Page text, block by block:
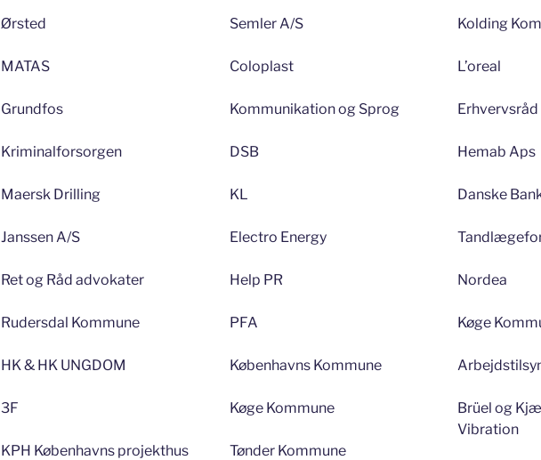
Ørsted
MATAS
Grundfos
Kriminalforsorgen
Maersk Drilling
Janssen A/S
Ret og Råd advokater
Rudersdal Kommune
HK & HK UNGDOM
3F
KPH Københavns projekthus
Semler A/S
Coloplast
Kommunikation og Sprog
DSB
KL
Electro Energy
Help PR
PFA
Københavns Kommune
Køge Kommune
Tønder Kommune
Kolding
L’oreal
Hemab Aps
Danske
Nordea
Køge
Brüel og
Vibration